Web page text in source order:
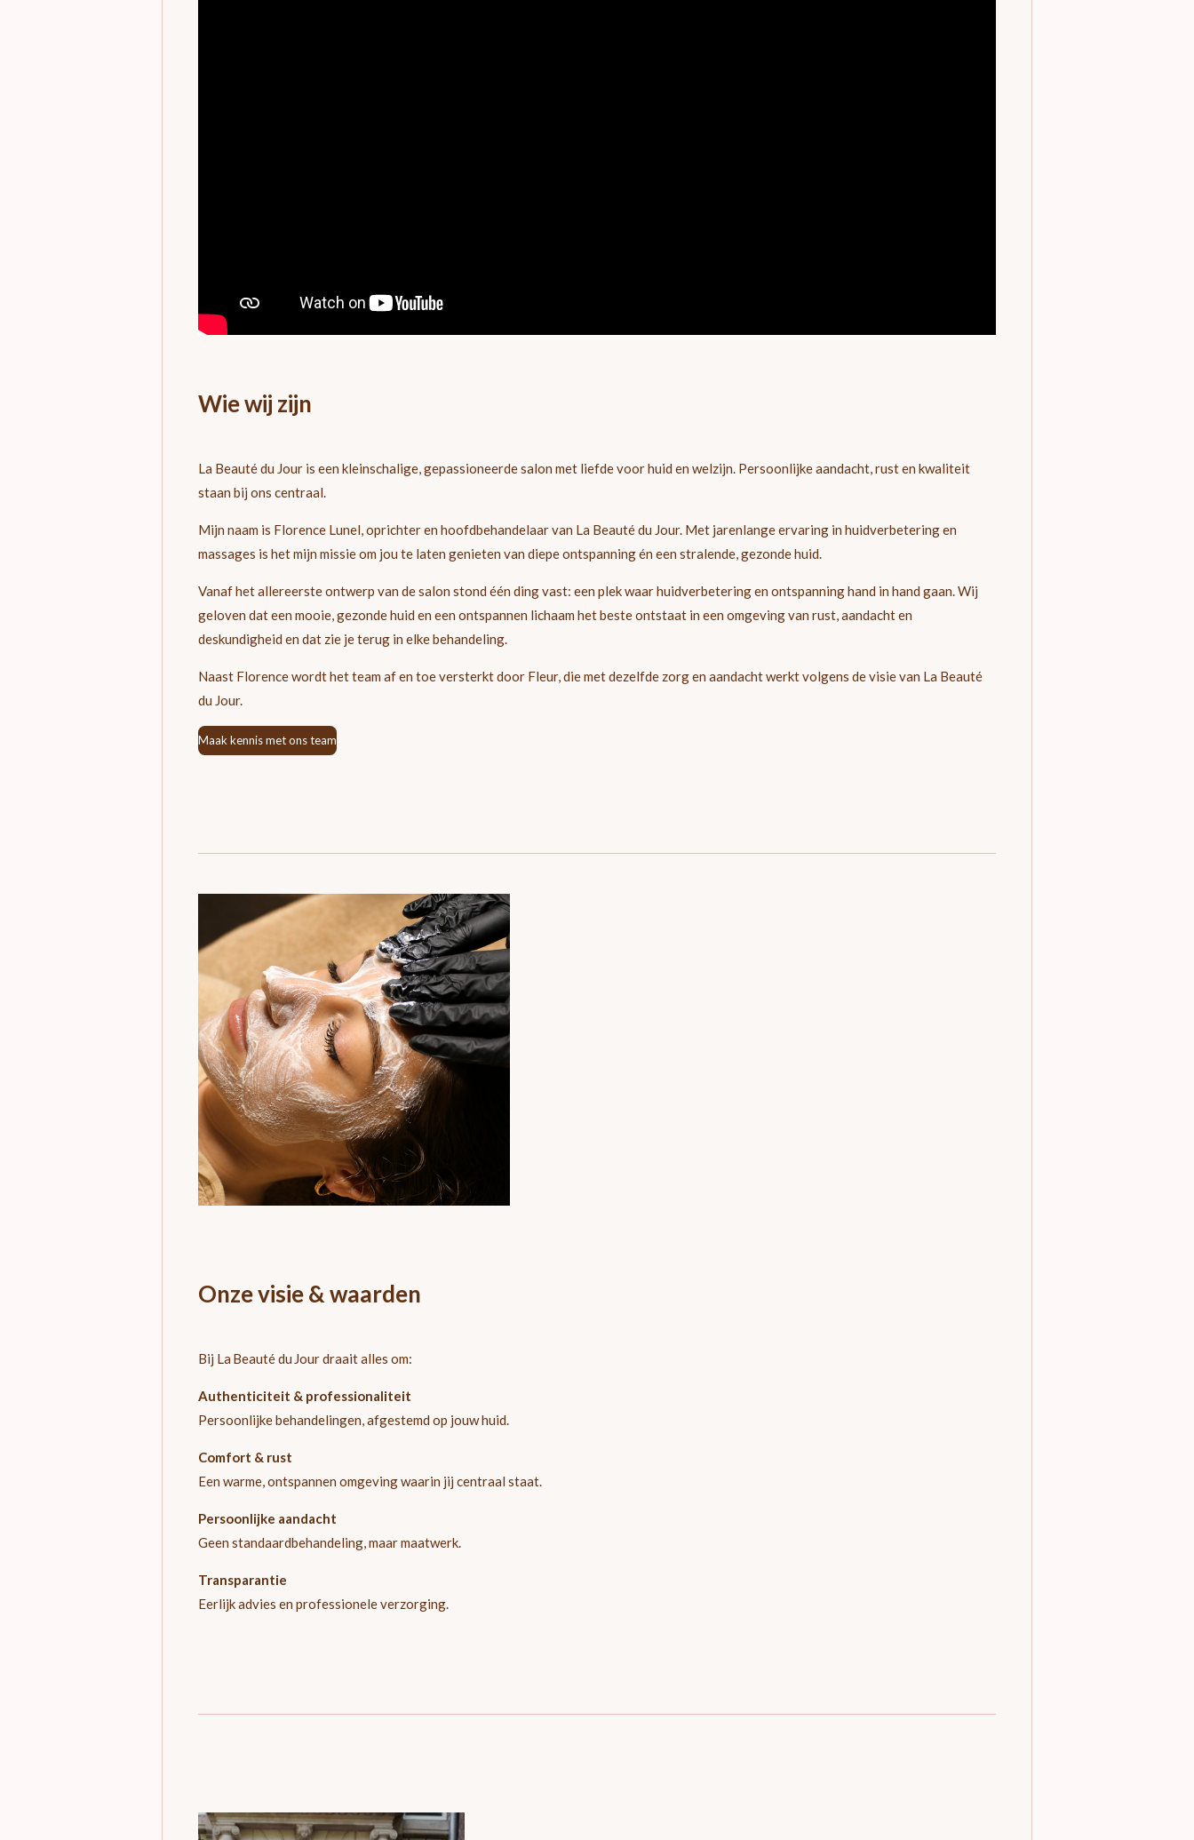
Wie wij zijn
La Beauté du Jour is een kleinschalige, gepassioneerde salon met liefde voor huid en welzijn. Persoonlijke aandacht, rust en kwaliteit
staan bij ons centraal.
Mijn naam is Florence Lunel, oprichter en hoofdbehandelaar van La Beauté du Jour. Met jarenlange ervaring in huidverbetering en
massages is het mijn missie om jou te laten genieten van diepe ontspanning én een stralende, gezonde huid.
Vanaf het allereerste ontwerp van de salon stond één ding vast: een plek waar huidverbetering en ontspanning hand in hand gaan. Wij
geloven dat een mooie, gezonde huid en een ontspannen lichaam het beste ontstaat in een omgeving van rust, aandacht en
deskundigheid en dat zie je terug in elke behandeling.
Naast Florence wordt het team af en toe versterkt door Fleur, die met dezelfde zorg en aandacht werkt volgens de visie van La Beauté
du Jour.
Maak kennis met ons team
Onze visie & waarden
Bij La Beauté du Jour draait alles om:
Authenticiteit & professionaliteit
Persoonlijke behandelingen, afgestemd op jouw huid.
Comfort & rust
Een warme, ontspannen omgeving waarin jij centraal staat.
Persoonlijke aandacht
Geen standaardbehandeling, maar maatwerk.
Transparantie
Eerlijk advies en professionele verzorging.